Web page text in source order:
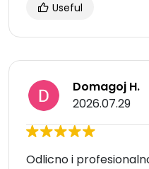
Useful
Domagoj H.
2026.07.29
Odlicno i